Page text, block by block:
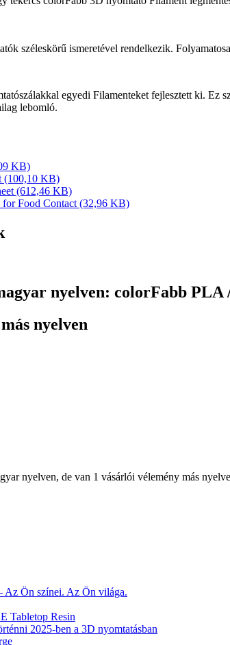
széleskörű ismeretével rendelkezik.
egyedi Filamenteket fejlesztett ki. Ez
lebomló.
KB)
(100,10 KB)
(612,46 KB)
Food Contact (32,96 KB)
nyelven: colorFabb
nyelven
nyelven, de van 1 vásárlói vélemény más
Ön színei. Az Ön világa.
Tabletop Resin
2025-ben a 3D nyomtatásban